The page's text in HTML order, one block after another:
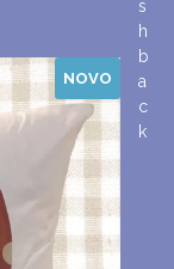
NOVO
s
h
b
a
c
k